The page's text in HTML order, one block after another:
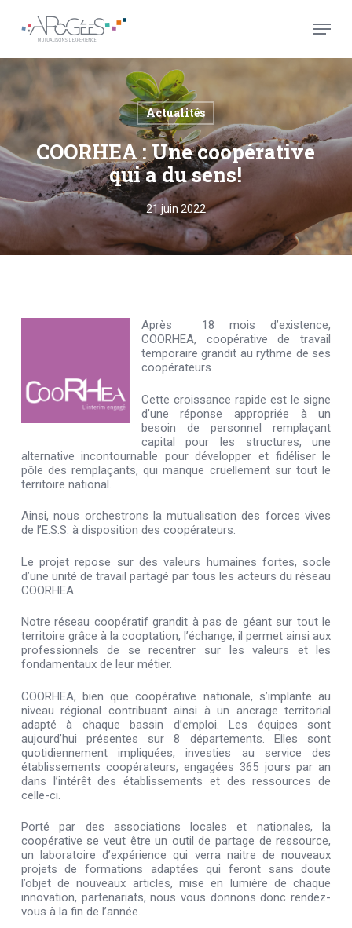
main
Menu
Actualités
COORHEA : Une coopérative
qui a du sens!
21 juin 2022
Après 18 mois d’existence,
COORHEA, coopérative de travail
temporaire grandit au rythme de ses
coopérateurs.
Cette croissance rapide est le signe
d’une réponse appropriée à un
besoin de personnel remplaçant
capital pour les structures, une
alternative incontournable pour développer et fidéliser le
pôle des remplaçants, qui manque cruellement sur tout le
territoire national.
Ainsi, nous orchestrons la mutualisation des forces vives
de l’E.S.S. à disposition des coopérateurs.
Le projet repose sur des valeurs humaines fortes, socle
d’une unité de travail partagé par tous les acteurs du réseau
COORHEA.
Notre réseau coopératif grandit à pas de géant sur tout le
territoire grâce à la cooptation, l’échange, il permet ainsi aux
professionnels de se recentrer sur les valeurs et les
fondamentaux de leur métier.
COORHEA, bien que coopérative nationale, s’implante au
niveau régional contribuant ainsi à un ancrage territorial
adapté à chaque bassin d’emploi. Les équipes sont
aujourd’hui présentes sur 8 départements. Elles sont
quotidiennement impliquées, investies au service des
établissements coopérateurs, engagées 365 jours par an
dans l’intérêt des établissements et des ressources de
celle-ci.
Porté par des associations locales et nationales, la
coopérative se veut être un outil de partage de ressource,
un laboratoire d’expérience qui verra naitre de nouveaux
projets de formations adaptées qui feront sans doute
l’objet de nouveaux articles, mise en lumière de chaque
innovation, partenariats, nous vous donnons donc rendez-
vous à la fin de l’année.
Menu